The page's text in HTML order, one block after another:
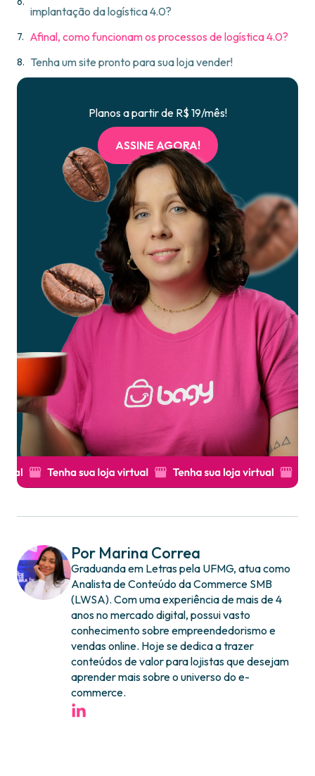
implantação da logística 4.0?
Afinal, como funcionam os processos de logística 4.0?
Tenha um site pronto para sua loja vender!
Planos a partir de R$ 19/mês!
ASSINE AGORA!
Por Marina Correa
Graduanda em Letras pela UFMG, atua como
Analista de Conteúdo da Commerce SMB
(LWSA). Com uma experiência de mais de 4
anos no mercado digital, possui vasto
conhecimento sobre empreendedorismo e
vendas online. Hoje se dedica a trazer
conteúdos de valor para lojistas que desejam
aprender mais sobre o universo do e-
commerce.